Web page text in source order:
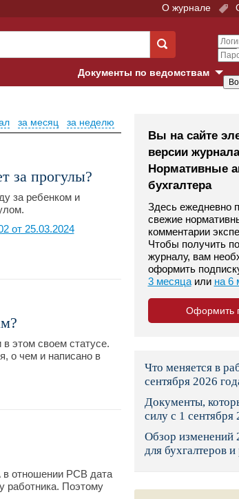
О журнале
Документы по ведомствам
Банк России
Верховный Суд
Гострудинспекция в г. Москве
Конституционный Суд
Пенсионный фонд
Правительство
Президент: законы и указы
Социальный фонд России
Суд общей юрисдикции
Федеральная налоговая служба
за неделю
за месяц
за прогулы?
за ребенком и
от 25.03.2024
этом своем статусе.
о чем и написано в
отношении РСВ дата
работника. Поэтому
Вы на сайте
версии журнала
Нормативные
бухгалтера
Здесь ежедневно
свежие
комментарии
Чтобы получить
журналу, вам
оформить
3 месяцаили на 6
Оформить
Что меняется в
сентября 2026
Документы,
силу с 1 сентября
Обзор изменений
для бухгалтеров